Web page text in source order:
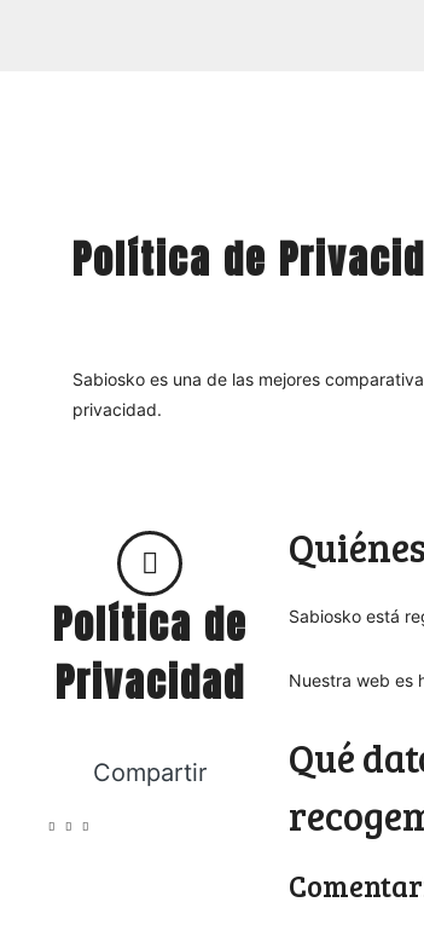
Política de
Sabiosko es una de las mejores
privacidad.
Política de
Privacidad
Compartir
Sabiosko está
Nuestra web es
Qué